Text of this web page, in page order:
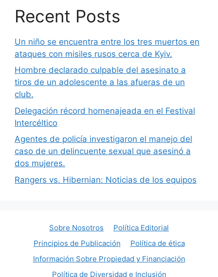
Recent Posts
Un niño se encuentra entre los tres muertos en
ataques con misiles rusos cerca de Kyiv.
Hombre declarado culpable del asesinato a
tiros de un adolescente a las afueras de un
club.
Delegación récord homenajeada en el Festival
Intercéltico
Agentes de policía investigaron el manejo del
caso de un delincuente sexual que asesinó a
dos mujeres.
Rangers vs. Hibernian: Noticias de los equipos
Sobre Nosotros
Política Editorial
Principios de Publicación
Política de ética
Información Sobre Propiedad y Financiación
Política de Diversidad e Inclusión